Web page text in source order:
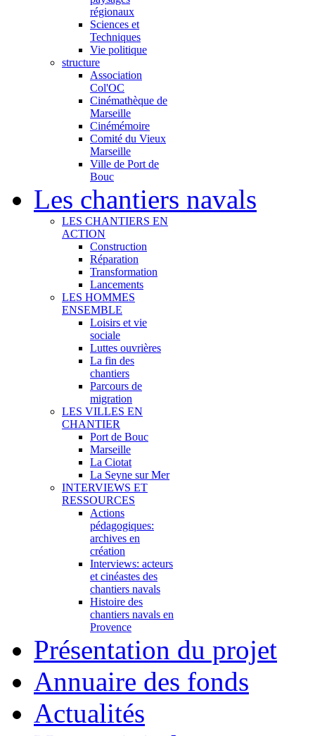
régionaux
Sciences et
Techniques
Vie politique
structure
Association
Col'OC
Cinémathèque de
Marseille
Cinémémoire
Comité du Vieux
Marseille
Ville de Port de
Bouc
Les chantiers navals
LES CHANTIERS EN
ACTION
Construction
Réparation
Transformation
Lancements
LES HOMMES
ENSEMBLE
Loisirs et vie
sociale
Luttes ouvrières
La fin des
chantiers
Parcours de
migration
LES VILLES EN
CHANTIER
Port de Bouc
Marseille
La Ciotat
La Seyne sur Mer
INTERVIEWS ET
RESSOURCES
Actions
pédagogiques:
archives en
création
Interviews: acteurs
et cinéastes des
chantiers navals
Histoire des
chantiers navals en
Provence
Présentation du projet
Annuaire des fonds
Actualités